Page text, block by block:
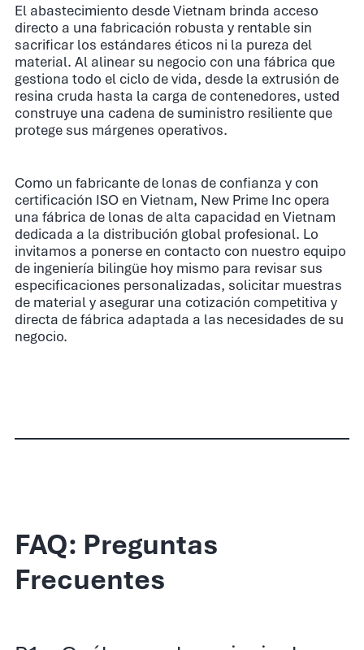
El abastecimiento desde Vietnam brinda acceso
directo a una fabricación robusta y rentable sin
sacrificar los estándares éticos ni la pureza del
material. Al alinear su negocio con una fábrica que
gestiona todo el ciclo de vida, desde la extrusión de
resina cruda hasta la carga de contenedores, usted
construye una cadena de suministro resiliente que
protege sus márgenes operativos.
Como un fabricante de lonas de confianza y con
certificación ISO en Vietnam, New Prime Inc opera
una fábrica de lonas de alta capacidad en Vietnam
dedicada a la distribución global profesional. Lo
invitamos a ponerse en contacto con nuestro equipo
de ingeniería bilingüe hoy mismo para revisar sus
especificaciones personalizadas, solicitar muestras
de material y asegurar una cotización competitiva y
directa de fábrica adaptada a las necesidades de su
negocio.
FAQ: Preguntas
Frecuentes